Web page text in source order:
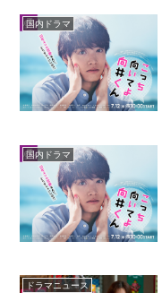
国内ドラマ
国内ドラマ
ドラマニュース